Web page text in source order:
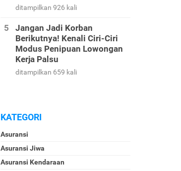
ditampilkan 926 kali
Jangan Jadi Korban
Berikutnya! Kenali Ciri-Ciri
Modus Penipuan Lowongan
Kerja Palsu
ditampilkan 659 kali
KATEGORI
Asuransi
Asuransi Jiwa
Asuransi Kendaraan